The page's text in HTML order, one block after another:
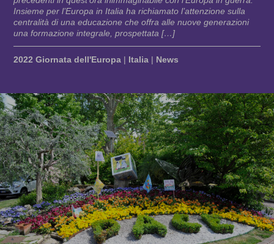
Insieme per l’Europa in Italia ha richiamato l’attenzione sulla
centralità di una educazione che offra alle nuove generazioni
una formazione integrale, prospettata […]
2022 Giornata dell'Europa | Italia | News